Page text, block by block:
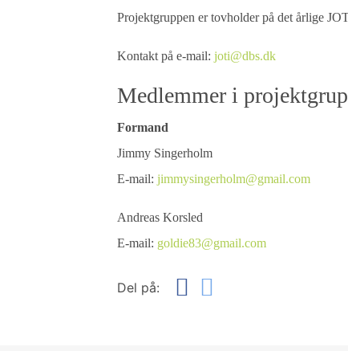
Projektgruppen er tovholder på det årlige
Kontakt på e-mail:joti@dbs.dk
Medlemmer i
Formand
Jimmy Singerholm
E-mail:jimmysingerholm@gmail.com
Andreas Korsled
E-mail: goldie83@gmail.com
Del på: